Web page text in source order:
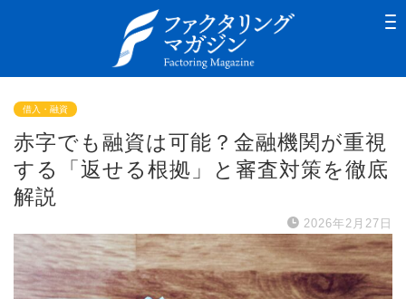
借入・融資
赤字でも融資は可能？金融機関が重視
する「返せる根拠」と審査対策を徹底
解説
2026年2月27日